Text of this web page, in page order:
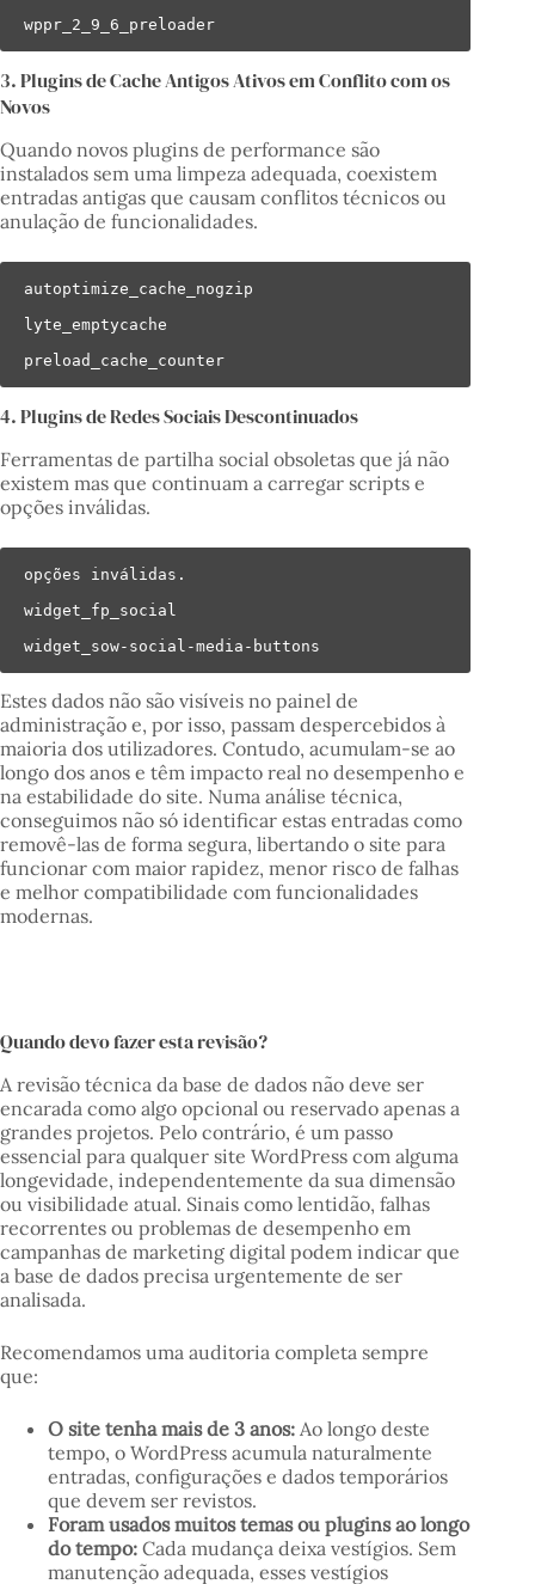
wppr_2_9_6_preloader
3. Plugins de Cache Antigos Ativos em Conflito com os
Novos
Quando novos plugins de performance são
instalados sem uma limpeza adequada, coexistem
entradas antigas que causam conflitos técnicos ou
anulação de funcionalidades.
autoptimize_cache_nogzip
lyte_emptycache
preload_cache_counter
4. Plugins de Redes Sociais Descontinuados
Ferramentas de partilha social obsoletas que já não
existem mas que continuam a carregar scripts e
opções inválidas.
opções inválidas.
widget_fp_social
widget_sow-social-media-buttons
Estes dados não são visíveis no painel de
administração e, por isso, passam despercebidos à
maioria dos utilizadores. Contudo, acumulam-se ao
longo dos anos e têm impacto real no desempenho e
na estabilidade do site. Numa análise técnica,
conseguimos não só identificar estas entradas como
removê-las de forma segura, libertando o site para
funcionar com maior rapidez, menor risco de falhas
e melhor compatibilidade com funcionalidades
modernas.
Quando devo fazer esta revisão?
A revisão técnica da base de dados não deve ser
encarada como algo opcional ou reservado apenas a
grandes projetos. Pelo contrário, é um passo
essencial para qualquer site WordPress com alguma
longevidade, independentemente da sua dimensão
ou visibilidade atual. Sinais como lentidão, falhas
recorrentes ou problemas de desempenho em
campanhas de marketing digital podem indicar que
a base de dados precisa urgentemente de ser
analisada.
Recomendamos uma auditoria completa sempre
que:
O site tenha mais de 3 anos: Ao longo deste
tempo, o WordPress acumula naturalmente
entradas, configurações e dados temporários
que devem ser revistos.
Foram usados muitos temas ou plugins ao longo
do tempo: Cada mudança deixa vestígios. Sem
manutenção adequada, esses vestígios